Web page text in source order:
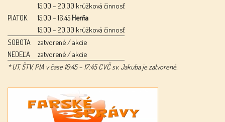
15.00 – 20.00 krúžková činnosť
PIATOK
15.00 – 16.45 Herňa
15.00 – 20.00 krúžková činnosť
SOBOTA
zatvorené / akcie
NEDEĽA
zatvorené / akcie
* UT, ŠTV, PIA v čase 16:45 – 17:45 CVČ sv. Jakuba je zatvorené.